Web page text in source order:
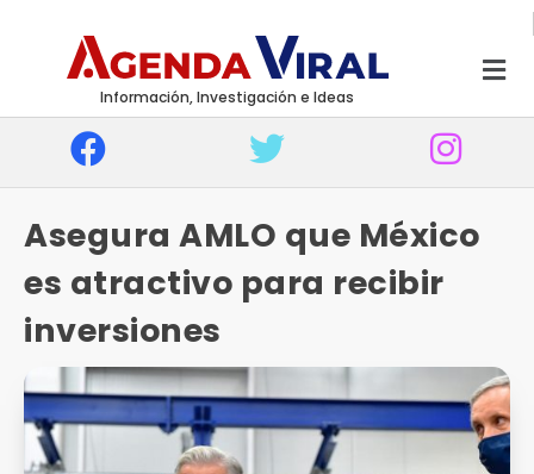
Información, Investigación e Ideas
Asegura AMLO que México
es atractivo para recibir
inversiones